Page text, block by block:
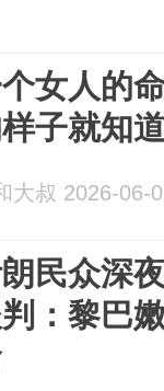
女人的
子就知
大叔 2026-06-
民众深
：黎巴